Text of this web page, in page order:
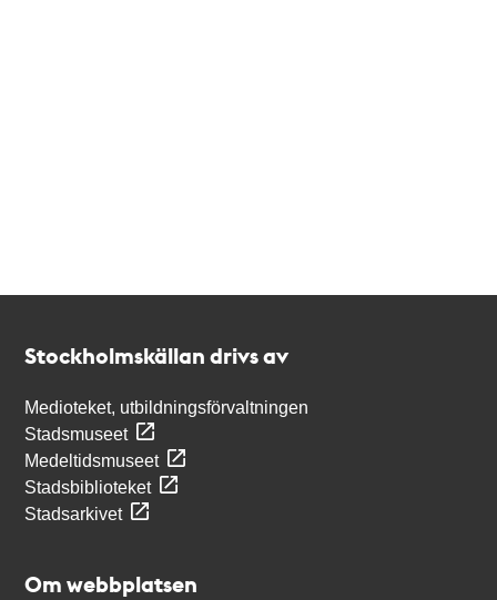
Stockholmskällan drivs av
Medioteket, utbildningsförvaltningen
Stadsmuseet
Medeltidsmuseet
Stadsbiblioteket
Stadsarkivet
Om webbplatsen